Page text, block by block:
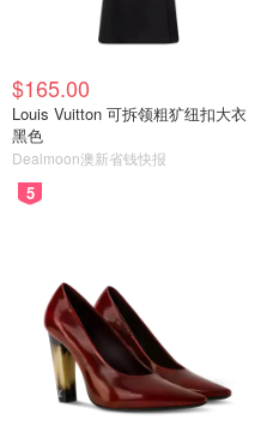
$165.00
Louis Vuitton 可拆领粗犷纽扣大衣
黑色
Dealmoon澳新省钱快报
5